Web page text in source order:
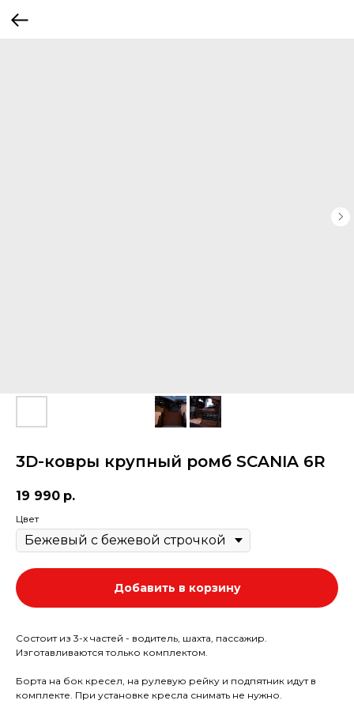
3D-ковры крупный ромб SCANIA 6R
19 990 р.
Цвет
Добавить в корзину
Состоит из 3-х частей - водитель, шахта, пассажир.
Изготавливаются только комплектом.
Борта на бок кресел, на рулевую рейку и подпятник идут в
комплекте. При установке кресла снимать не нужно.